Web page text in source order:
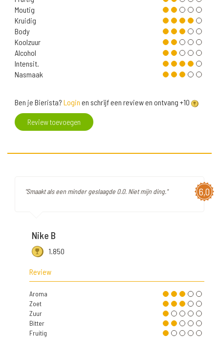
Moutig
Kruidig
Body
Koolzuur
Alcohol
Intensit.
Nasmaak
Ben je Bierista? Login en schrijf een review en ontvang +10
Review toevoegen
6,0
"Smaakt als een minder geslaagde 0.0. Niet mijn ding."
Nike B
1.850
Review
Aroma
Zoet
Zuur
Bitter
Fruitig